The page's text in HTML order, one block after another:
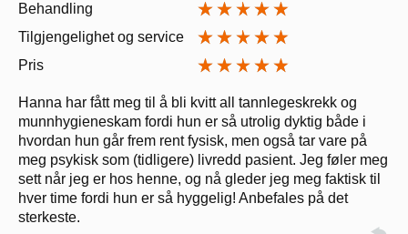
Behandling
Tilgjengelighet og service
Pris
Hanna har fått meg til å bli kvitt all tannlegeskrekk og
munnhygieneskam fordi hun er så utrolig dyktig både i
hvordan hun går frem rent fysisk, men også tar vare på
meg psykisk som (tidligere) livredd pasient. Jeg føler meg
sett når jeg er hos henne, og nå gleder jeg meg faktisk til
hver time fordi hun er så hyggelig! Anbefales på det
sterkeste.